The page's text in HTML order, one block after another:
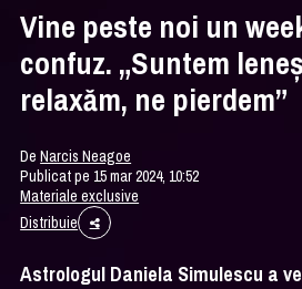
Vine peste noi un
confuz. „Suntem
relaxăm, ne pierdem”
DeNarcis Neagoe
Publicat pe 15 mar 2024, 10:52
Materiale exclusive
Distribuie
Astrologul Daniela Simulescu a